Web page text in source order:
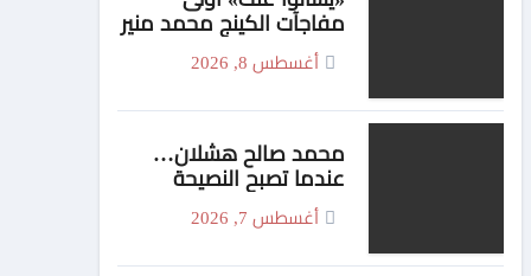
مفاجآت الكينج محمد منير
لصيف 2026
أغسطس 8, 2026
محمد صالح هشلان…
عندما تصبح النصيحة
محتوى
أغسطس 7, 2026